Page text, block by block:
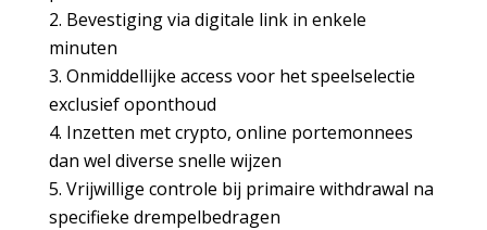
Bevestiging via digitale link in enkele
minuten
Onmiddellijke access voor het speelselectie
exclusief oponthoud
Inzetten met crypto, online portemonnees
dan wel diverse snelle wijzen
Vrijwillige controle bij primaire withdrawal na
specifieke drempelbedragen